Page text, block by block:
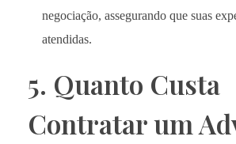
negociação, assegurando que suas
atendidas.
5. Quanto Custa
Contratar um